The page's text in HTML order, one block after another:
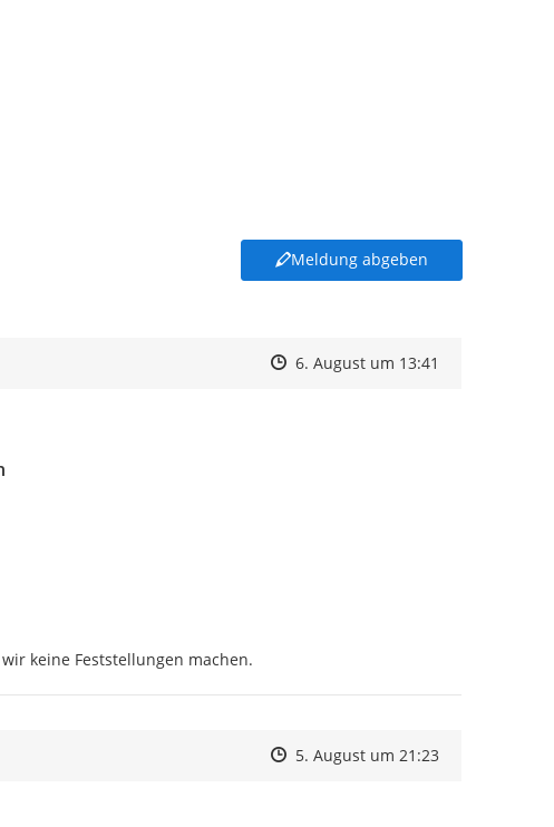
Meldung abgeben
Zeitpunkt des Erstellens
Zeitpunkt des Erstellens
6. August um 13:41
keine Feststellungen machen.
Zeitpunkt des Erstellens
Zeitpunkt des Erstellens
5. August um 21:23Zur Äußerung